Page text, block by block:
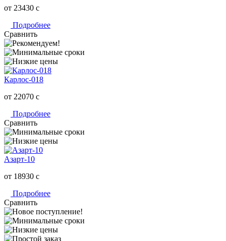
от 23430 c
Подробнее
Сравнить
Карлос-018
от 22070 c
Подробнее
Сравнить
Азарт-10
от 18930 c
Подробнее
Сравнить